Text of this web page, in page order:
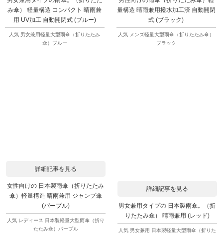
み傘） 軽量構造 コンパクト 晴雨兼
用 UV加工 自動開閉式 (ブルー)
人気 男女兼用軽量大型雨傘（折りたたみ
傘）ブルー
量構造 晴雨兼用撥水加工済 自動開閉
式 (ブラック)
人気 メンズ軽量大型雨傘（折りたたみ傘）
ブラック
詳細記事を見る
女性向けの 日本製雨傘（折りたたみ
傘）軽量構造 晴雨兼用 ジャンプ傘
(パープル)
人気 レディース 日本製軽量大型雨傘（折り
たたみ傘）パープル
詳細記事を見る
男女兼用タイプの 日本製雨傘。（折
りたたみ傘） 晴雨兼用 (レッド)
人気 男女兼用 日本製軽量大型雨傘（折りた